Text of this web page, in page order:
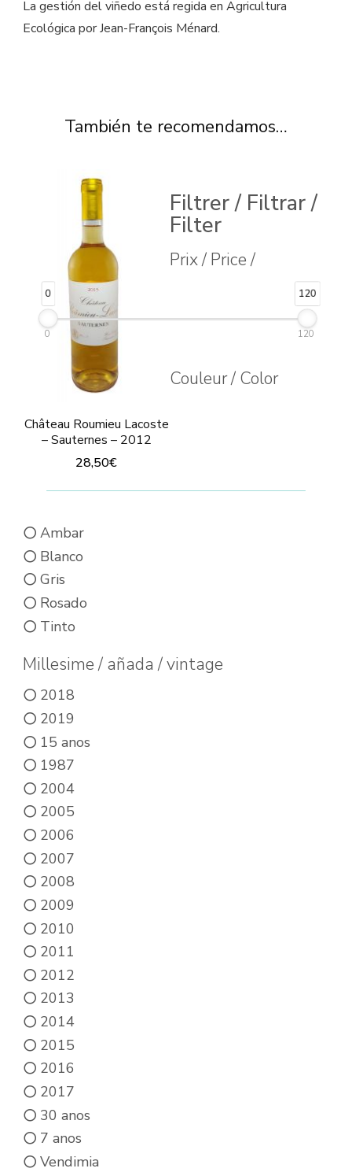
La gestión del viñedo está regida en Agricultura
Ecológica por Jean-François Ménard.
También te recomendamos…
Château Roumieu Lacoste
– Sauternes – 2012
28,50€
Filtrer / Filtrar /
Filter
Prix / Price /
0 120
0 120
Couleur / Color
Ambar
Blanco
Gris
Rosado
Tinto
Millesime / añada / vintage
2018
2019
15 anos
1987
2004
2005
2006
2007
2008
2009
2010
2011
2012
2013
2014
2015
2016
2017
30 anos
7 anos
Vendimia